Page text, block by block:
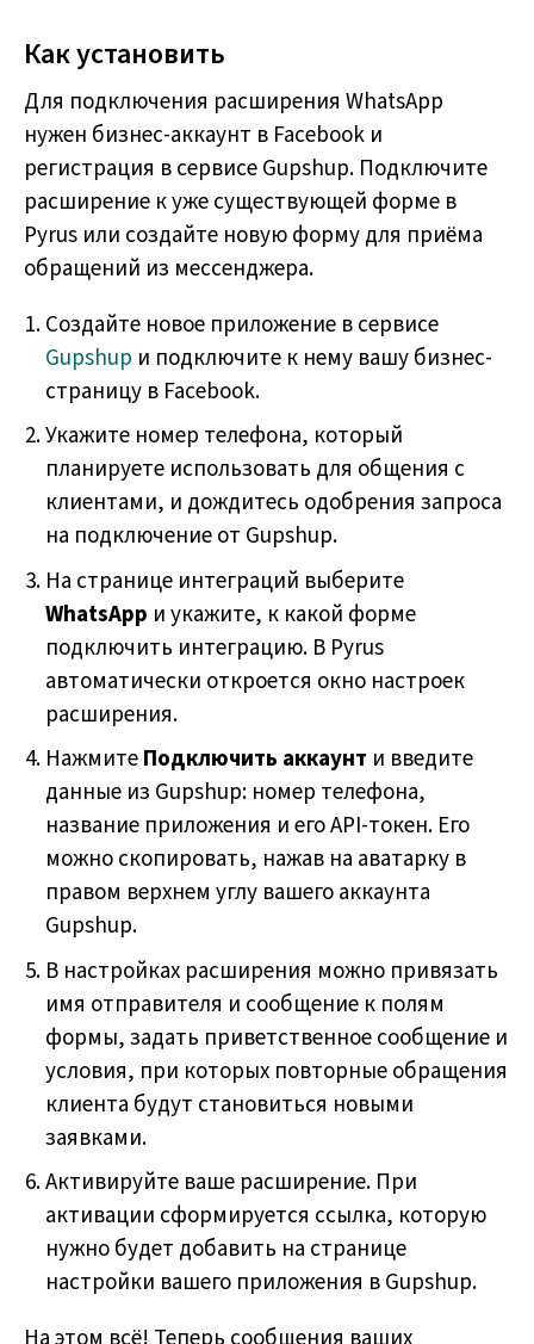
Как установить
Для подключения расширения WhatsApp
нужен бизнес-аккаунт в Facebook и
регистрация в сервисе Gupshup. Подключите
расширение к уже существующей форме в
Pyrus или создайте новую форму для приёма
обращений из мессенджера.
Создайте новое приложение в сервисе
Gupshup и подключите к нему вашу бизнес-
страницу в Facebook.
Укажите номер телефона, который
планируете использовать для общения с
клиентами, и дождитесь одобрения запроса
на подключение от Gupshup.
На странице интеграций выберите
WhatsApp и укажите, к какой форме
подключить интеграцию. В Pyrus
автоматически откроется окно настроек
расширения.
НажмитеПодключить аккаунт и введите
данные из Gupshup: номер телефона,
название приложения и его API-токен. Его
можно скопировать, нажав на аватарку в
правом верхнем углу вашего аккаунта
Gupshup.
В настройках расширения можно привязать
имя отправителя и сообщение к полям
формы, задать приветственное сообщение и
условия, при которых повторные обращения
клиента будут становиться новыми
заявками.
Активируйте ваше расширение. При
активации сформируется ссылка, которую
нужно будет добавить на странице
настройки вашего приложения в Gupshup.